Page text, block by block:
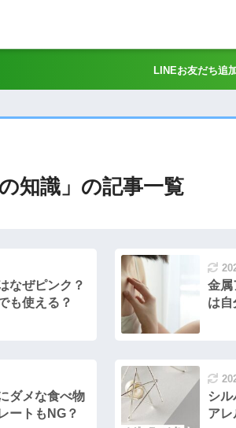
LINEお友だち追
知識」の記事一覧
なぜピンク？
も使える？
金属
は自
ダメな食べ物
ートもNG？
シ
アレ